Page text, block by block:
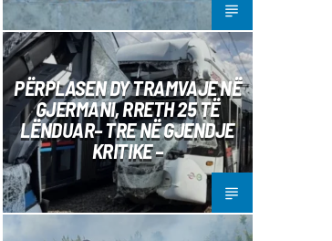
PËRPLASEN DY TRAMVAJE NË
GJERMANI, RRETH 25 TË
LËNDUAR– TRE NË GJENDJE
KRITIKE –